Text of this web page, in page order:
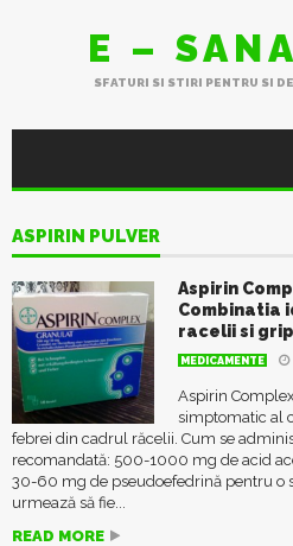
E –
SFATURI SI STIRI PENTRU SI
ASPIRIN PULVER
Aspirin
Combinatia
racelii si
MEDICAMENTE
Aspirin
simptomatic al
febrei din cadrul răcelii. Cum se
recomandată: 500-1000 mg de acid
30-60 mg de pseudoefedrină pentru o
urmează să fie...
READ MORE